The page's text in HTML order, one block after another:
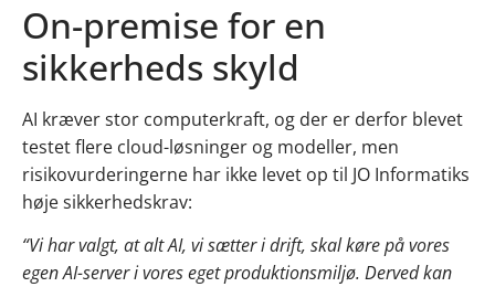
On-premise for en
sikkerheds skyld
AI kræver stor computerkraft, og der er derfor blevet
testet flere cloud-løsninger og modeller, men
risikovurderingerne har ikke levet op til JO Informatiks
høje sikkerhedskrav:
“Vi har valgt, at alt AI, vi sætter i drift, skal køre på vores
egen AI-server i vores eget produktionsmiljø. Derved kan